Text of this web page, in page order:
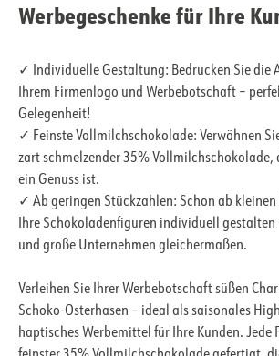
Werbegeschenke für Ihre
✓ Individuelle Gestaltung: Bedrucken Sie die
Ihrem Firmenlogo und Werbebotschaft –
Gelegenheit!
✓ Feinste Vollmilchschokolade: Verwöhnen
zart schmelzender 35% Vollmilchschokolade,
ein Genuss ist.
✓ Ab geringen Stückzahlen: Schon ab kleinen
Ihre Schokoladenfiguren individuell gestalten
und große Unternehmen gleichermaßen.
Verleihen Sie Ihrer Werbebotschaft süßen
Schoko-Osterhasen – ideal als saisonales
haptisches Werbemittel für Ihre Kunden. Jede